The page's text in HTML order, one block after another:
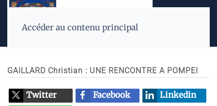
Accéder au contenu principal
GAILLARD Christian : UNE RENCONTRE A POMPEI
Twitter Facebook
Linkedin